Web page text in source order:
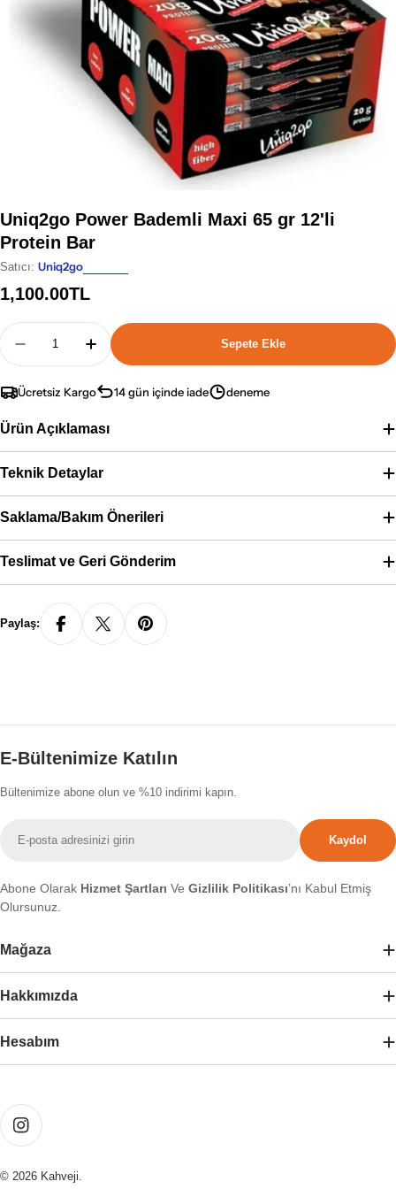
Uniq2go Power Bademli Maxi 65 gr 12'li
Protein Bar
Satıcı: Uniq2go
Normal
1,100.00TL
Adet
Uniq2go Power Bademli Maxi 65 Gr 12&#39;li
Uniq2go Power Bademli Maxi 65 Gr
Sepete Ekle
Ücretsiz Kargo 14 gün içinde iade deneme
Ürün Açıklaması
Teknik Detaylar
Saklama/Bakım Önerileri
Teslimat ve Geri Gönderim
Paylaş:
E-Bültenimize Katılın
Bültenimize abone olun ve %10 indirimi kapın.
posta
Kaydol
Abone Olarak Hizmet Şartları Ve Gizlilik Politikası’nı Kabul Etmiş
Olursunuz.
Mağaza
Hakkımızda
Hesabım
Ödeme
yöntemleri
Instagram
© 2026 Kahveji.